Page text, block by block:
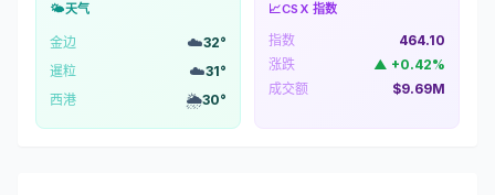
🌤️天气
金边 ☁️32°
暹粒
☁️31°
西港
🌦️30°
📈CSX 指数
指数
464.10
涨跌
▲ +0.42%
成交额
$9.69M